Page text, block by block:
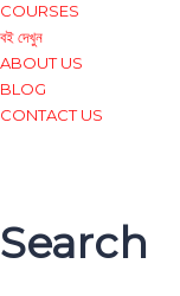
COURSES
বই দেখুন
ABOUT US
BLOG
CONTACT US
Search